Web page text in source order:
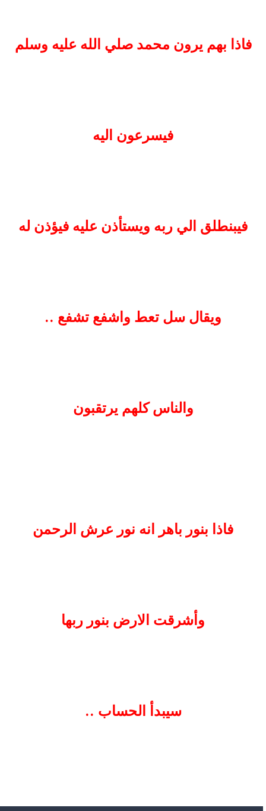
فاذا بهم يرون محمد صلي الله عليه وسلم
فيسرعون اليه
فيبنطلق الي ربه ويستأذن عليه فيؤذن له
ويقال سل تعط واشفع تشفع ..
والناس كلهم يرتقبون
فاذا بنور باهر انه نور عرش الرحمن
وأشرقت الارض بنور ربها
سيبدأ الحساب ..